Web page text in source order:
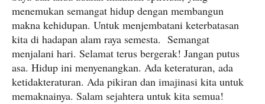
menemukan semangat hidup dengan membangun
makna kehidupan. Untuk menjembatani keterbatasan
kita di hadapan alam raya semesta. Semangat
menjalani hari. Selamat terus bergerak! Jangan putus
asa. Hidup ini menyenangkan. Ada keteraturan, ada
ketidakteraturan. Ada pikiran dan imajinasi kita untuk
memaknainya. Salam sejahtera untuk kita semua!